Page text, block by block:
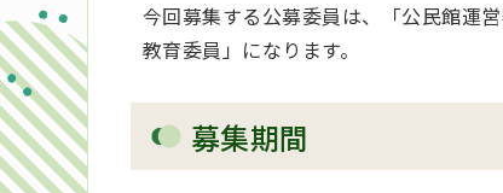
今回募集する公募委員は、「公民館運
教育委員」になります。
募集期間